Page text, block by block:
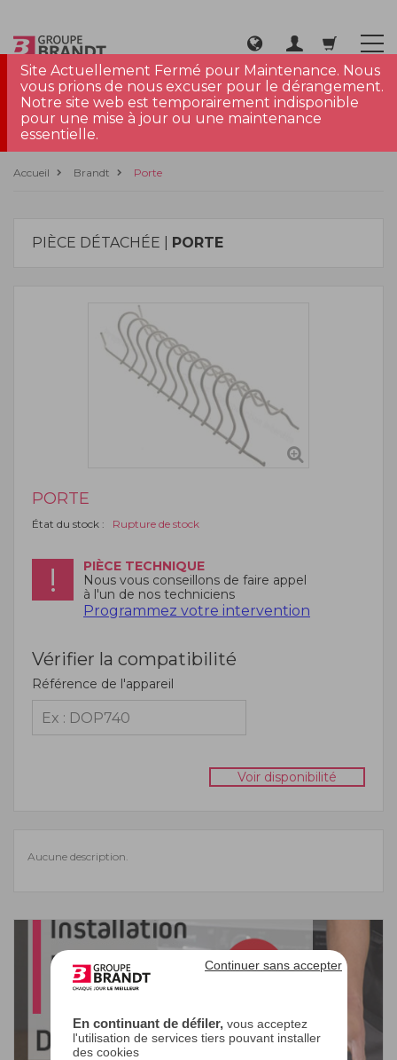
En continuant de défiler,vous acceptez
l'utilisation de services tiers pouvant installer
des cookies
Continuer sans accepter
Site Actuellement Fermé pour Maintenance. Nous
vous prions de nous excuser pour le dérangement.
Notre site web est temporairement indisponible
pour une mise à jour ou une maintenance
essentielle.
Accueil Brandt Porte
PIÈCE DÉTACHÉE | PORTE
PORTE
État du stock : Rupture de stock
PIÈCE TECHNIQUE
Nous vous conseillons de faire appel
à l'un de nos techniciens
Programmez votre intervention
Vérifier la compatibilité
Référence de l'appareil
Voir disponibilité
Aucune description.